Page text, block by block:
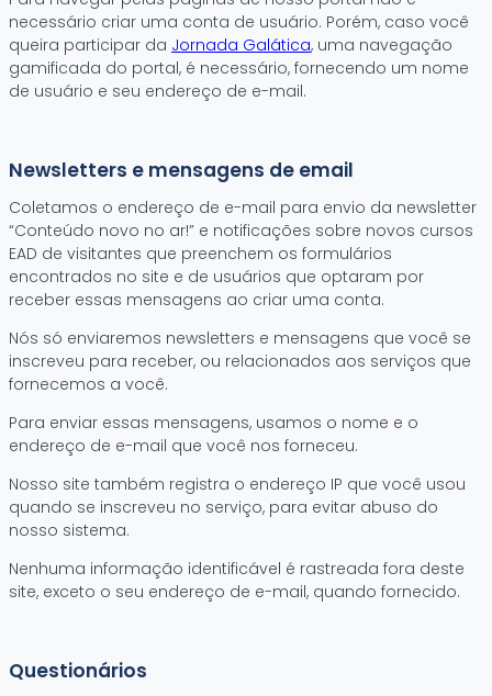
necessário criar uma conta de usuário. Porém, caso você
queira participar da Jornada Galática, uma navegação
gamificada do portal, é necessário, fornecendo um nome
de usuário e seu endereço de e-mail.
Newsletters e mensagens de email
Coletamos o endereço de e-mail para envio da newsletter
“Conteúdo novo no ar!” e notificações sobre novos cursos
EAD de visitantes que preenchem os formulários
encontrados no site e de usuários que optaram por
receber essas mensagens ao criar uma conta.
Nós só enviaremos newsletters e mensagens que você se
inscreveu para receber, ou relacionados aos serviços que
fornecemos a você.
Para enviar essas mensagens, usamos o nome e o
endereço de e-mail que você nos forneceu.
Nosso site também registra o endereço IP que você usou
quando se inscreveu no serviço, para evitar abuso do
nosso sistema.
Nenhuma informação identificável é rastreada fora deste
site, exceto o seu endereço de e-mail, quando fornecido.
Questionários